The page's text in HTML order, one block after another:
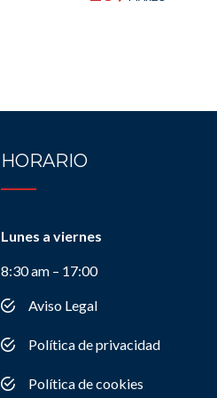
HORARIO
Lunes a viernes
8:30 am – 17:00
Aviso Legal
Política de privacidad
Política de cookies